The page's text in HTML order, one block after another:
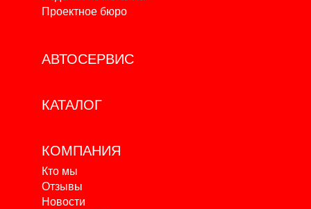
Проектное бюро
АВТОСЕРВИС
КАТАЛОГ
КОМПАНИЯ
Кто мы
Отзывы
Новости